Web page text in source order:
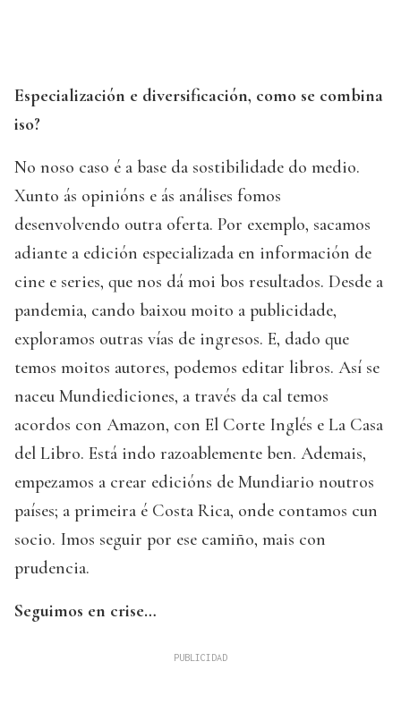
Especialización e diversificación, como se combina
iso?
No noso caso é a base da sostibilidade do medio.
Xunto ás opinións e ás análises fomos
desenvolvendo outra oferta. Por exemplo, sacamos
adiante a edición especializada en información de
cine e series, que nos dá moi bos resultados. Desde a
pandemia, cando baixou moito a publicidade,
exploramos outras vías de ingresos. E, dado que
temos moitos autores, podemos editar libros. Así se
naceu Mundiediciones, a través da cal temos
acordos con Amazon, con El Corte Inglés e La Casa
del Libro. Está indo razoablemente ben. Ademais,
empezamos a crear edicións de Mundiario noutros
países; a primeira é Costa Rica, onde contamos cun
socio. Imos seguir por ese camiño, mais con
prudencia.
Seguimos en crise…